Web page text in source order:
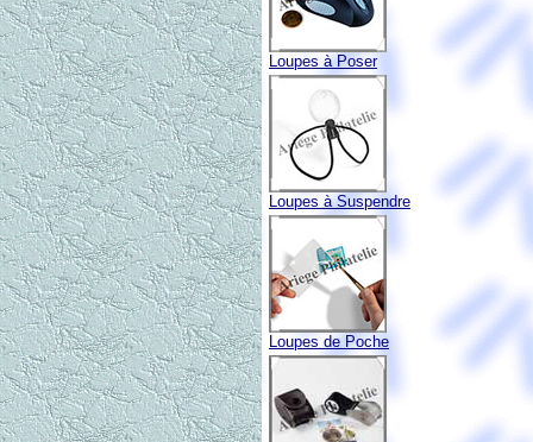
Loupes à Poser
Loupes à Suspendre
Loupes de Poche